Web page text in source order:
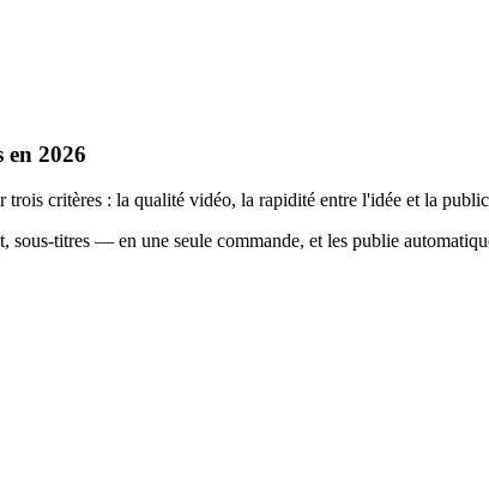
2026
critères : la qualité vidéo, la rapidité entre l'idée et la
titres — en une seule commande, et les publie